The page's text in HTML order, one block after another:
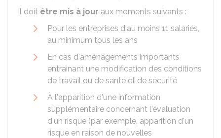
Il doit être mis à jour aux moments suivants :
Pour les entreprises d'au moins 11 salariés,
au minimum tous les ans
En cas d'aménagements importants
entrainant une modification des conditions
de travail ou de santé et de sécurité
À l'apparition d'une information
supplémentaire concernant l'évaluation
d'un risque (par exemple, apparition d'un
risque en raison de nouvelles